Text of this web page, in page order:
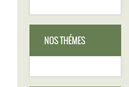
NOS THÉMES